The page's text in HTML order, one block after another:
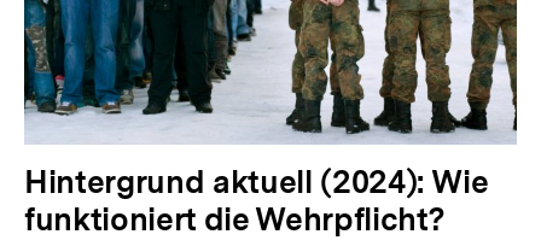
Hintergrund aktuell (2024): Wie
funktioniert die Wehrpflicht?